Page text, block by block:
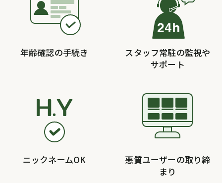
年齢確認の手続き
スタッフ常駐の監視や
サポート
ニックネームOK
悪質ユーザーの取り締
まり